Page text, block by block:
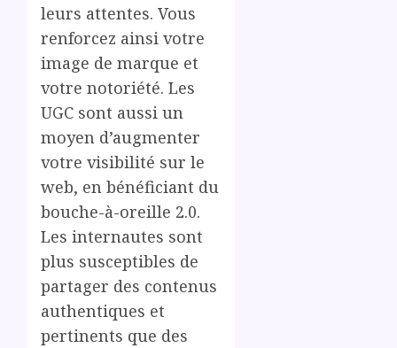
leurs attentes. Vous
renforcez ainsi votre
image de marque et
votre notoriété. Les
UGC sont aussi un
moyen d’augmenter
votre visibilité sur le
web, en bénéficiant du
bouche-à-oreille 2.0.
Les internautes sont
plus susceptibles de
partager des contenus
authentiques et
pertinents que des